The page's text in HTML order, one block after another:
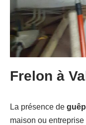
Frelon à
La présence de
maison ou